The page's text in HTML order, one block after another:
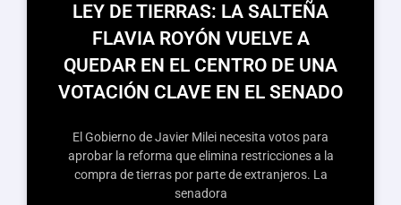
LEY DE TIERRAS: LA SALTEÑA
FLAVIA ROYÓN VUELVE A
QUEDAR EN EL CENTRO DE UNA
VOTACIÓN CLAVE EN EL SENADO
El Gobierno de Javier Milei necesita votos para
aprobar la reforma que elimina restricciones a la
compra de tierras por parte de extranjeros. La
senadora